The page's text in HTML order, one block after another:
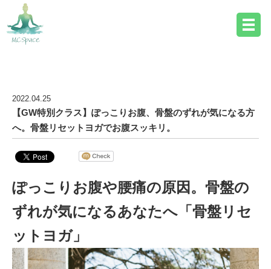
2022.04.25
【GW特別クラス】ぽっこりお腹、骨盤のずれが気になる方
へ。骨盤リセットヨガでお腹スッキリ。
ぽっこりお腹や腰痛の原因。骨盤の
ずれが気になるあなたへ「骨盤リセ
ットヨガ」